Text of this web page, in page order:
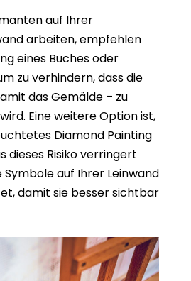
auf Ihrer
arbeiten, empfehlen
eines Buches oder
zu verhindern, dass die
das Gemälde – zu
Eine weitere Option ist,
Diamond Painting
dieses Risiko verringert
Symbole auf Ihrer Leinwand
damit sie besser sichtbar